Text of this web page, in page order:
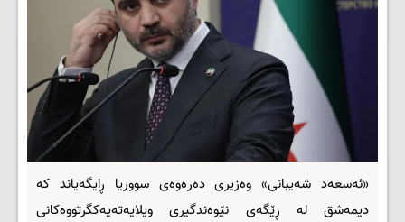
«ئەسعەد شەیبانی» وەزیری دەرەوەی سووریا ڕایگەیاند کە
دیمەشق لە ڕێگەی نێوەندگیری ویلایەتەیەکگرتووەکانی